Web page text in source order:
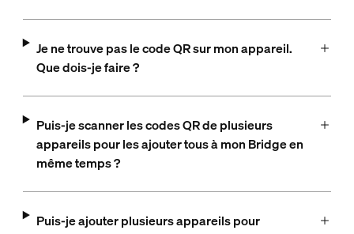
Je ne trouve pas le code QR sur mon appareil.
Que dois-je faire ?
Puis-je scanner les codes QR de plusieurs
appareils pour les ajouter tous à mon Bridge en
même temps ?
Puis-je ajouter plusieurs appareils pour